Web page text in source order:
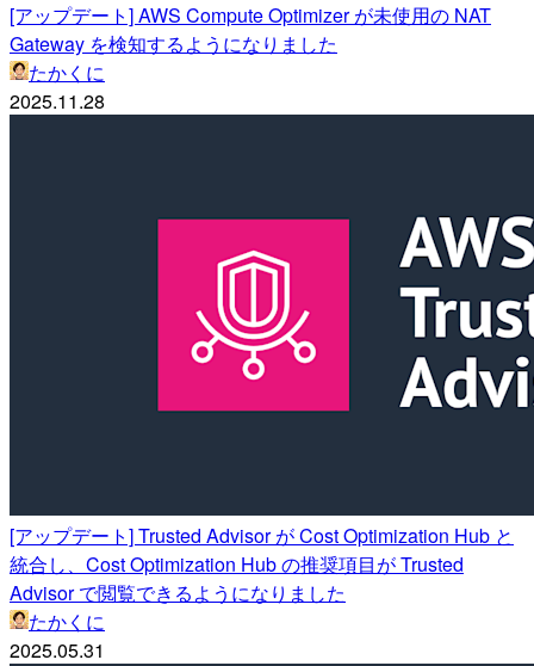
[アップデート] AWS Compute Optimizer が未使用の NAT
Gateway を検知するようになりました
たかくに
2025.11.28
[アップデート] Trusted Advisor が Cost Optimization Hub と
統合し、Cost Optimization Hub の推奨項目が Trusted
Advisor で閲覧できるようになりました
たかくに
2025.05.31